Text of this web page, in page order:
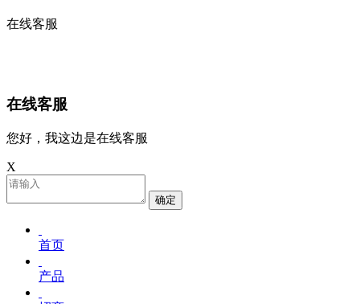
在线客服
在线客服
您好，我这边是在线客服
X
确定
首页
产品